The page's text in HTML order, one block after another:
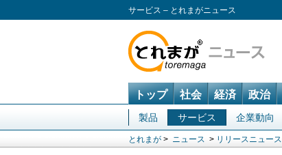
サービス – とれまがニュース
トップ 社会 経済 政治
製品 サービス 企業動向
とれまが > ニュース > リリースニュース